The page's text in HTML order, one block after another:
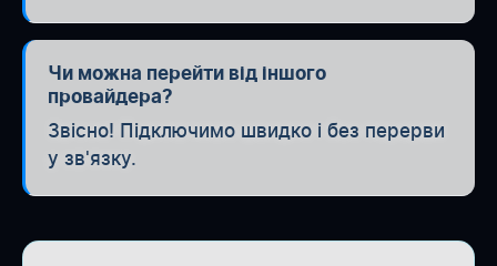
Чи можна перейти від іншого
провайдера?
Звісно! Підключимо швидко і без перерви
у зв'язку.